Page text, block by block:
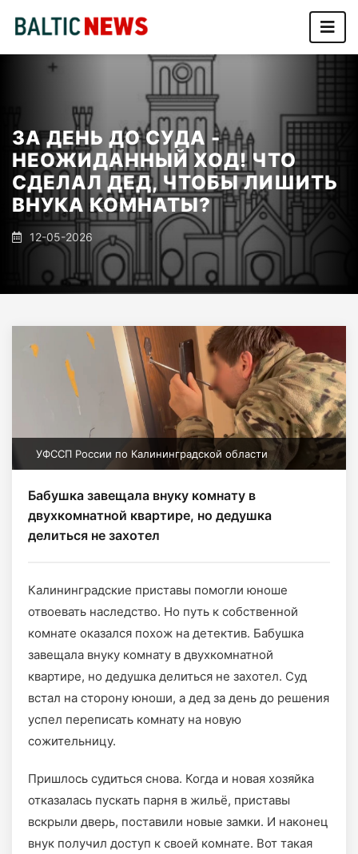
ЗА ДЕНЬ ДО СУДА -
НЕОЖИДАННЫЙ ХОД! ЧТО
СДЕЛАЛ ДЕД, ЧТОБЫ ЛИШИТЬ
ВНУКА КОМНАТЫ?
12-05-2026
УФССП России по Калининградской области
Бабушка завещала внуку комнату в
двухкомнатной квартире, но дедушка
делиться не захотел
Калининградские приставы помогли юноше
отвоевать наследство. Но путь к собственной
комнате оказался похож на детектив. Бабушка
завещала внуку комнату в двухкомнатной
квартире, но дедушка делиться не захотел. Суд
встал на сторону юноши, а дед за день до решения
успел переписать комнату на новую
сожительницу.
Пришлось судиться снова. Когда и новая хозяйка
отказалась пускать парня в жильё, приставы
вскрыли дверь, поставили новые замки. И наконец
внук получил доступ к своей комнате. Вот такая